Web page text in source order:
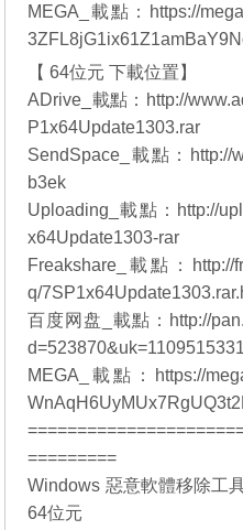
MEGA_載點：
https://
【 64位元 下載位置】
ADrive_載點： http://
P1x64Update1303.rar
SendSpace_載點：
http://
b3ek
Uploading_載點： http://
x64Update1303-rar
Freakshare_載點：
http://
q/
百度网盘_載點： http://
d=523870&uk=1109515331
MEGA_載點：
https://
=========
Windows 惡意軟體移除工
64位元